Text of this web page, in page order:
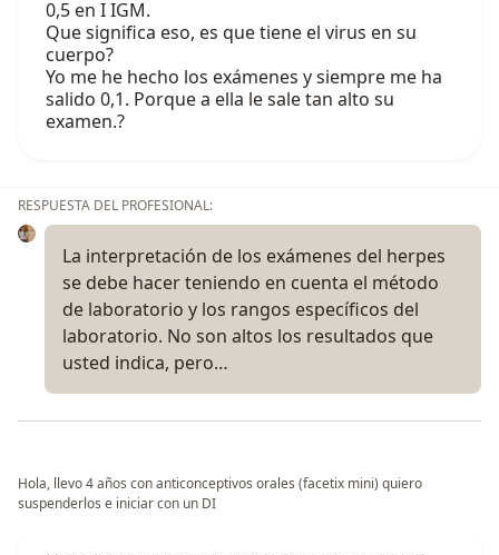
0,5 en I IGM.
Que significa eso, es que tiene el virus en su
cuerpo?
Yo me he hecho los exámenes y siempre me ha
salido 0,1. Porque a ella le sale tan alto su
examen.?
RESPUESTA DEL PROFESIONAL:
La interpretación de los exámenes del herpes
se debe hacer teniendo en cuenta el método
de laboratorio y los rangos específicos del
laboratorio. No son altos los resultados que
usted indica, pero…
Hola, llevo 4 años con anticonceptivos orales (facetix mini) quiero
suspenderlos e iniciar con un DI